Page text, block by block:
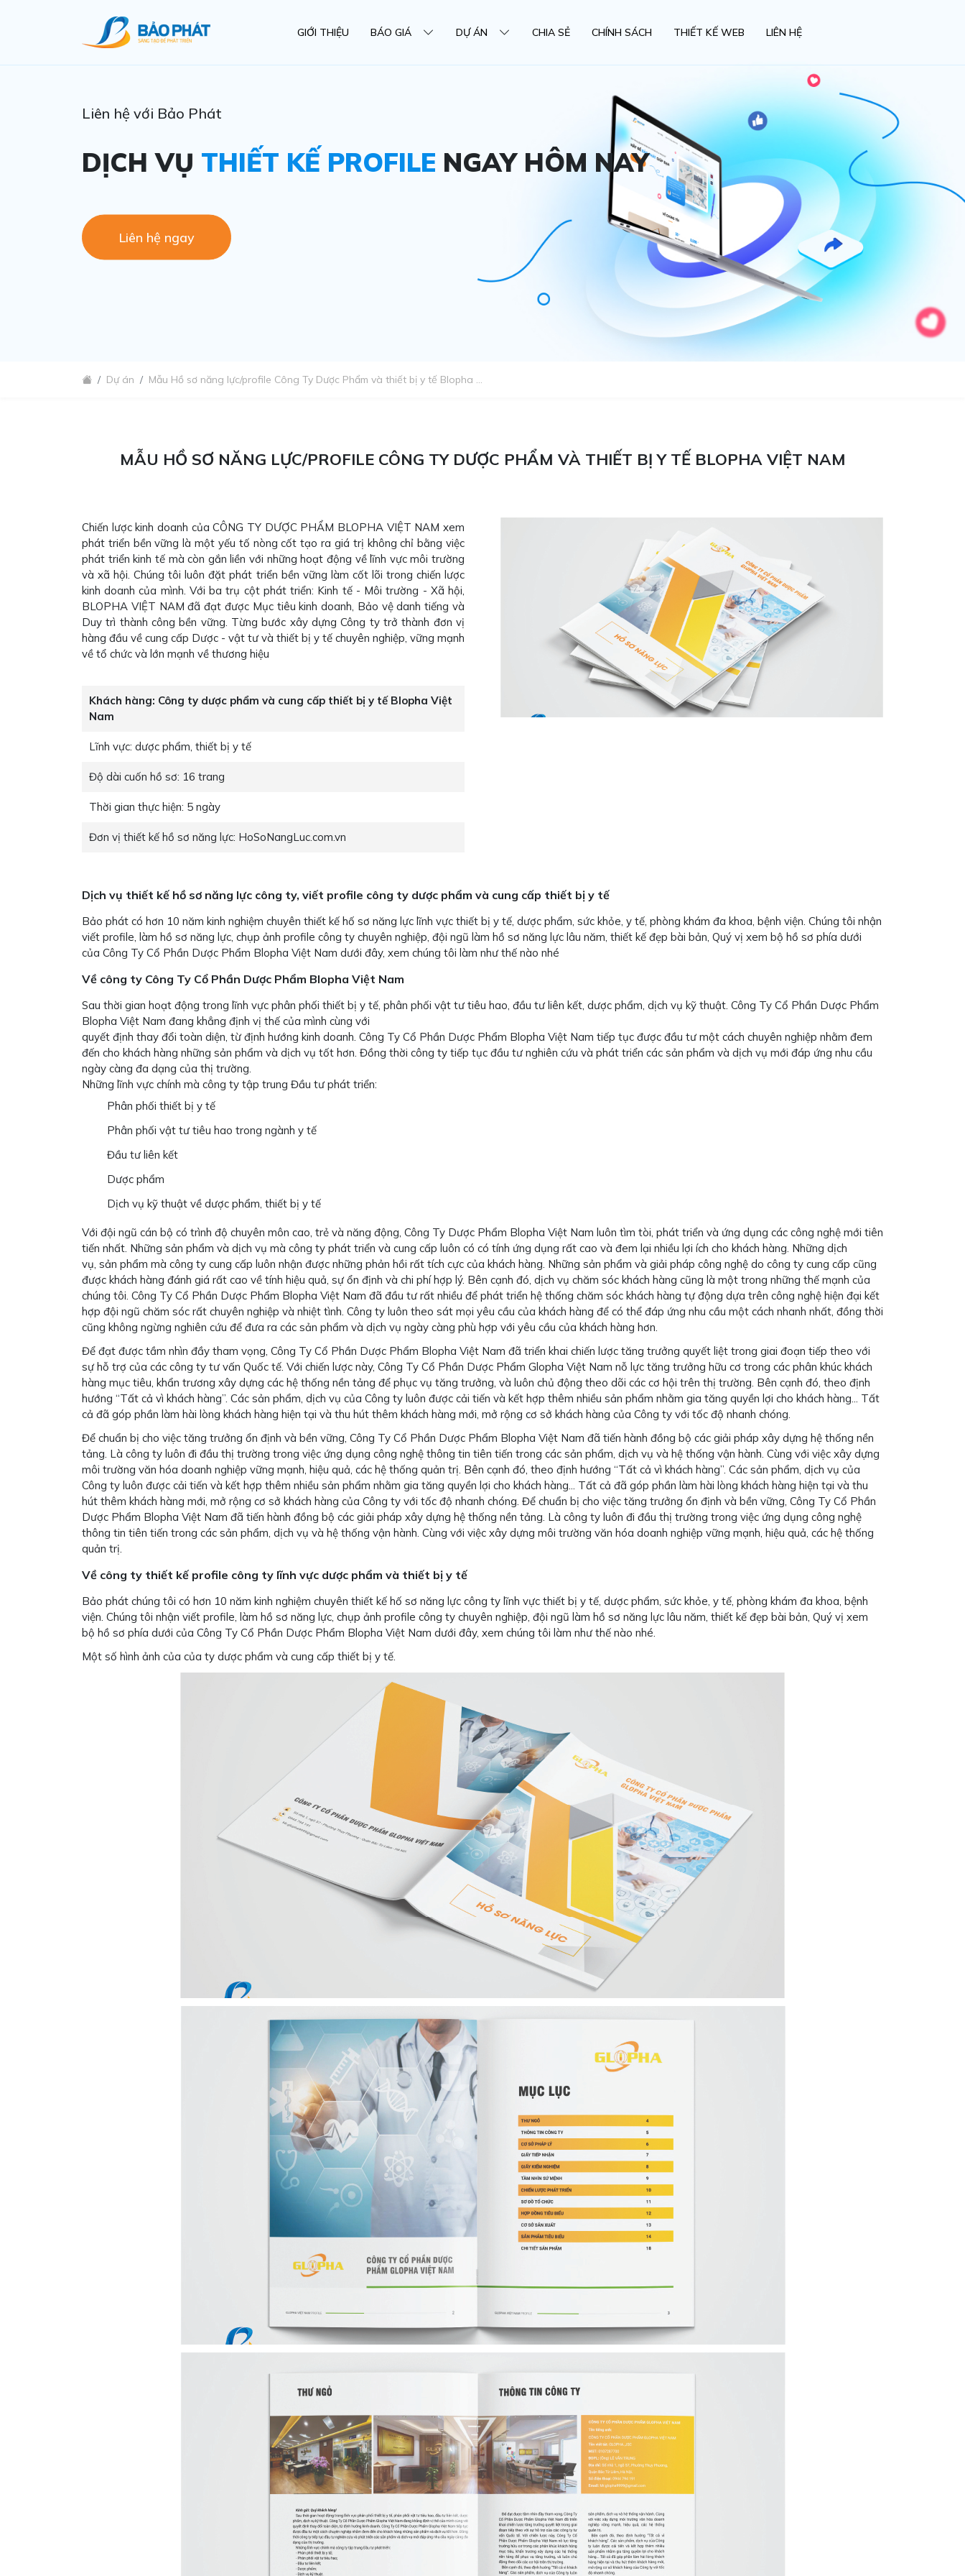
GIỚI THIỆU BÁO GIÁ DỰ ÁN CHIA SẺ CHÍNH SÁCH THIẾT KẾ WEB LIÊN HỆ
Liên hệ với Bảo Phát
DỊCH VỤ THIẾT KẾ PROFILE NGAY HÔM NAY
Liên hệ ngay
Dự án Mẫu Hồ sơ năng lực/profile Công Ty Dược Phẩm và thiết bị y tế Blopha ...
MẪU HỒ SƠ NĂNG LỰC/PROFILE CÔNG TY DƯỢC PHẨM VÀ THIẾT BỊ Y TẾ BLOPHA VIỆT NAM
Chiến lược kinh doanh của CÔNG TY DƯỢC PHẨM BLOPHA VIỆT NAM xem
phát triển bền vững là một yếu tố nòng cốt tạo ra giá trị không chỉ bằng việc
phát triển kinh tế mà còn gắn liền với những hoạt động về lĩnh vực môi trường
và xã hội. Chúng tôi luôn đặt phát triển bền vững làm cốt lõi trong chiến lược
kinh doanh của mình. Với ba trụ cột phát triển: Kinh tế - Môi trường - Xã hội,
BLOPHA VIỆT NAM đã đạt được Mục tiêu kinh doanh, Bảo vệ danh tiếng và
Duy trì thành công bền vững. Từng bước xây dựng Công ty trở thành đơn vị
hàng đầu về cung cấp Dược - vật tư và thiết bị y tế chuyên nghiệp, vững mạnh
về tổ chức và lớn mạnh về thương hiệu
Khách hàng: Công ty dược phẩm và cung cấp thiết bị y tế Blopha Việt
Nam
Lĩnh vực: dược phẩm, thiết bị y tế
Độ dài cuốn hồ sơ: 16 trang
Thời gian thực hiện: 5 ngày
Đơn vị thiết kế hồ sơ năng lực: HoSoNangLuc.com.vn
Dịch vụ thiết kế hồ sơ năng lực công ty, viết profile công ty dược phẩm và cung cấp thiết bị y tế
Bảo phát có hơn 10 năm kinh nghiệm chuyên thiết kế hố sơ năng lực lĩnh vực thiết bị y tế, dược phẩm, sức khỏe, y tế, phòng khám đa khoa, bệnh viện. Chúng tôi nhận
viết profile, làm hồ sơ năng lực, chụp ảnh profile công ty chuyên nghiệp, đội ngũ làm hồ sơ năng lực lâu năm, thiết kế đẹp bài bản, Quý vị xem bộ hồ sơ phía dưới
của Công Ty Cổ Phần Dược Phẩm Blopha Việt Nam dưới đây, xem chúng tôi làm như thế nào nhé
Về công ty Công Ty Cổ Phần Dược Phẩm Blopha Việt Nam
Sau thời gian hoạt động trong lĩnh vực phân phối thiết bị y tế, phân phối vật tư tiêu hao, đầu tư liên kết, dược phẩm, dịch vụ kỹ thuật. Công Ty Cổ Phần Dược Phẩm
Blopha Việt Nam đang khẳng định vị thế của mình cùng với
quyết định thay đổi toàn diện, từ định hướng kinh doanh. Công Ty Cổ Phần Dược Phẩm Blopha Việt Nam tiếp tục được đầu tư một cách chuyên nghiệp nhằm đem
đến cho khách hàng những sản phẩm và dịch vụ tốt hơn. Đồng thời công ty tiếp tục đầu tư nghiên cứu và phát triển các sản phẩm và dịch vụ mới đáp ứng nhu cầu
ngày càng đa dạng của thị trường.
Những lĩnh vực chính mà công ty tập trung Đầu tư phát triển:
Phân phối thiết bị y tế
Phân phối vật tư tiêu hao trong ngành y tế
Đầu tư liên kết
Dược phẩm
Dịch vụ kỹ thuật về dược phẩm, thiết bị y tế
Với đội ngũ cán bộ có trình độ chuyên môn cao, trẻ và năng động, Công Ty Dược Phẩm Blopha Việt Nam luôn tìm tòi, phát triển và ứng dụng các công nghệ mới tiên
tiến nhất. Những sản phẩm và dịch vụ mà công ty phát triển và cung cấp luôn có có tính ứng dụng rất cao và đem lại nhiều lợi ích cho khách hàng. Những dịch
vụ, sản phẩm mà công ty cung cấp luôn nhận được những phản hồi rất tích cực của khách hàng. Những sản phẩm và giải pháp công nghệ do công ty cung cấp cũng
được khách hàng đánh giá rất cao về tính hiệu quả, sự ổn định và chi phí hợp lý. Bên cạnh đó, dịch vụ chăm sóc khách hàng cũng là một trong những thế mạnh của
chúng tôi. Công Ty Cổ Phần Dược Phẩm Blopha Việt Nam đã đầu tư rất nhiều để phát triển hệ thống chăm sóc khách hàng tự động dựa trên công nghệ hiện đại kết
hợp đội ngũ chăm sóc rất chuyên nghiệp và nhiệt tình. Công ty luôn theo sát mọi yêu cầu của khách hàng để có thể đáp ứng nhu cầu một cách nhanh nhất, đồng thời
cũng không ngừng nghiên cứu để đưa ra các sản phẩm và dịch vụ ngày càng phù hợp với yêu cầu của khách hàng hơn.
Để đạt được tầm nhìn đầy tham vọng, Công Ty Cổ Phần Dược Phẩm Blopha Việt Nam đã triển khai chiến lược tăng trưởng quyết liệt trong giai đoạn tiếp theo với
sự hỗ trợ của các công ty tư vấn Quốc tế. Với chiến lược này, Công Ty Cổ Phần Dược Phẩm Glopha Việt Nam nỗ lực tăng trưởng hữu cơ trong các phân khúc khách
hàng mục tiêu, khẩn trương xây dựng các hệ thống nền tảng để phục vụ tăng trưởng, và luôn chủ động theo dõi các cơ hội trên thị trường. Bên cạnh đó, theo định
hướng “Tất cả vì khách hàng”. Các sản phẩm, dịch vụ của Công ty luôn được cải tiến và kết hợp thêm nhiều sản phẩm nhằm gia tăng quyền lợi cho khách hàng... Tất
cả đã góp phần làm hài lòng khách hàng hiện tại và thu hút thêm khách hàng mới, mở rộng cơ sở khách hàng của Công ty với tốc độ nhanh chóng.
Để chuẩn bị cho việc tăng trưởng ổn định và bền vững, Công Ty Cổ Phần Dược Phẩm Blopha Việt Nam đã tiến hành đồng bộ các giải pháp xây dựng hệ thống nền
tảng. Là công ty luôn đi đầu thị trường trong việc ứng dụng công nghệ thông tin tiên tiến trong các sản phẩm, dịch vụ và hệ thống vận hành. Cùng với việc xây dựng
môi trường văn hóa doanh nghiệp vững mạnh, hiệu quả, các hệ thống quản trị. Bên cạnh đó, theo định hướng “Tất cả vì khách hàng”. Các sản phẩm, dịch vụ của
Công ty luôn được cải tiến và kết hợp thêm nhiều sản phẩm nhằm gia tăng quyền lợi cho khách hàng... Tất cả đã góp phần làm hài lòng khách hàng hiện tại và thu
hút thêm khách hàng mới, mở rộng cơ sở khách hàng của Công ty với tốc độ nhanh chóng. Để chuẩn bị cho việc tăng trưởng ổn định và bền vững, Công Ty Cổ Phần
Dược Phẩm Blopha Việt Nam đã tiến hành đồng bộ các giải pháp xây dựng hệ thống nền tảng. Là công ty luôn đi đầu thị trường trong việc ứng dụng công nghệ
thông tin tiên tiến trong các sản phẩm, dịch vụ và hệ thống vận hành. Cùng với việc xây dựng môi trường văn hóa doanh nghiệp vững mạnh, hiệu quả, các hệ thống
quản trị.
Về công ty thiết kế profile công ty lĩnh vực dược phẩm và thiết bị y tế
Bảo phát chúng tôi có hơn 10 năm kinh nghiệm chuyên thiết kế hố sơ năng lực công ty lĩnh vực thiết bị y tế, dược phẩm, sức khỏe, y tế, phòng khám đa khoa, bệnh
viện. Chúng tôi nhận viết profile, làm hồ sơ năng lực, chụp ảnh profile công ty chuyên nghiệp, đội ngũ làm hồ sơ năng lực lâu năm, thiết kế đẹp bài bản, Quý vị xem
bộ hồ sơ phía dưới của Công Ty Cổ Phần Dược Phẩm Blopha Việt Nam dưới đây, xem chúng tôi làm như thế nào nhé.
Một số hình ảnh của của ty dược phẩm và cung cấp thiết bị y tế.